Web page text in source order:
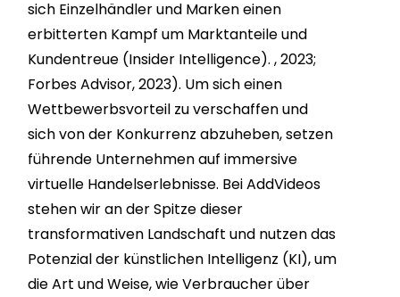
sich Einzelhändler und Marken einen
erbitterten Kampf um Marktanteile und
Kundentreue (Insider Intelligence). , 2023;
Forbes Advisor, 2023). Um sich einen
Wettbewerbsvorteil zu verschaffen und
sich von der Konkurrenz abzuheben, setzen
führende Unternehmen auf immersive
virtuelle Handelserlebnisse. Bei AddVideos
stehen wir an der Spitze dieser
transformativen Landschaft und nutzen das
Potenzial der künstlichen Intelligenz (KI), um
die Art und Weise, wie Verbraucher über